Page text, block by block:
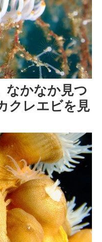
なかなか見つ
クレエビを見